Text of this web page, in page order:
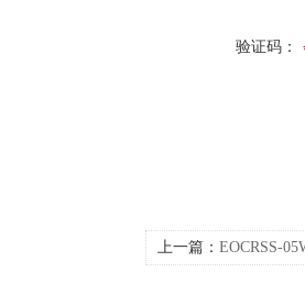
验证码：
上一篇： EOCRSS-